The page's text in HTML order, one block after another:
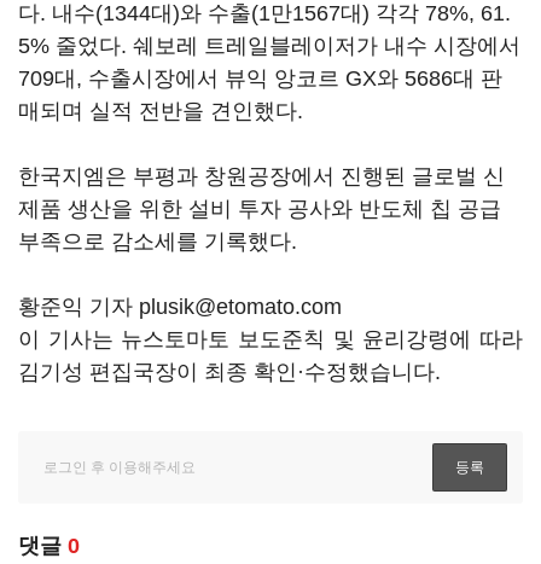
다. 내수(1344대)와 수출(1만1567대) 각각 78%, 61.
5% 줄었다. 쉐보레 트레일블레이저가 내수 시장에서
709대, 수출시장에서 뷰익 앙코르 GX와 5686대 판
매되며 실적 전반을 견인했다.
한국지엠은 부평과 창원공장에서 진행된 글로벌 신
제품 생산을 위한 설비 투자 공사와 반도체 칩 공급
부족으로 감소세를 기록했다.
황준익 기자 plusik@etomato.com
이 기사는 뉴스토마토 보도준칙 및 윤리강령에 따라
김기성 편집국장이 최종 확인·수정했습니다.
댓글 0